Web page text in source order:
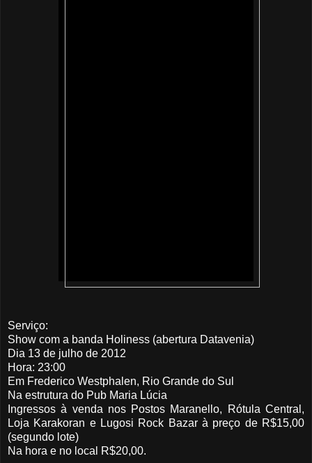
Serviço:
Show com a banda Holiness (abertura Datavenia)
Dia 13 de julho de 2012
Hora: 23:00
Em Frederico Westphalen, Rio Grande do Sul
Na estrutura do Pub Maria Lúcia
Ingressos à venda nos Postos Maranello, Rótula Central,
Loja Karakoran e Lugosi Rock Bazar à preço de R$15,00
(segundo lote)
Na hora e no local R$20,00.